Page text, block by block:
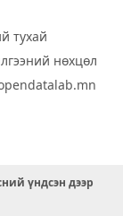
тухай
нөхцөл
үндсэн дээр